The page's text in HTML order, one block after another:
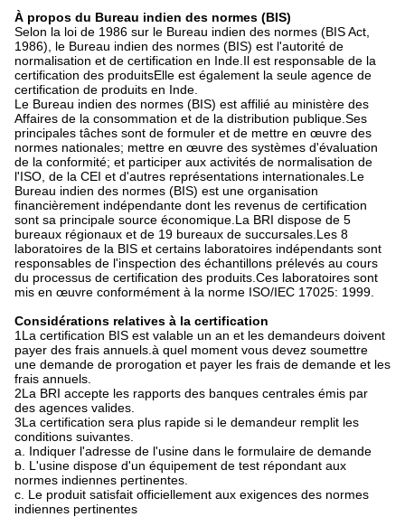
À propos du Bureau indien des normes (BIS)
Selon la loi de 1986 sur le Bureau indien des normes (BIS Act,
1986), le Bureau indien des normes (BIS) est l'autorité de
normalisation et de certification en Inde.Il est responsable de la
certification des produitsElle est également la seule agence de
certification de produits en Inde.
Le Bureau indien des normes (BIS) est affilié au ministère des
Affaires de la consommation et de la distribution publique.Ses
principales tâches sont de formuler et de mettre en œuvre des
normes nationales; mettre en œuvre des systèmes d'évaluation
de la conformité; et participer aux activités de normalisation de
l'ISO, de la CEI et d'autres représentations internationales.Le
Bureau indien des normes (BIS) est une organisation
financièrement indépendante dont les revenus de certification
sont sa principale source économique.La BRI dispose de 5
bureaux régionaux et de 19 bureaux de succursales.Les 8
laboratoires de la BIS et certains laboratoires indépendants sont
responsables de l'inspection des échantillons prélevés au cours
du processus de certification des produits.Ces laboratoires sont
mis en œuvre conformément à la norme ISO/IEC 17025: 1999.
Considérations relatives à la certification
1La certification BIS est valable un an et les demandeurs doivent
payer des frais annuels.à quel moment vous devez soumettre
une demande de prorogation et payer les frais de demande et les
frais annuels.
2La BRI accepte les rapports des banques centrales émis par
des agences valides.
3La certification sera plus rapide si le demandeur remplit les
conditions suivantes.
a. Indiquer l'adresse de l'usine dans le formulaire de demande
b. L'usine dispose d'un équipement de test répondant aux
normes indiennes pertinentes.
c. Le produit satisfait officiellement aux exigences des normes
indiennes pertinentes